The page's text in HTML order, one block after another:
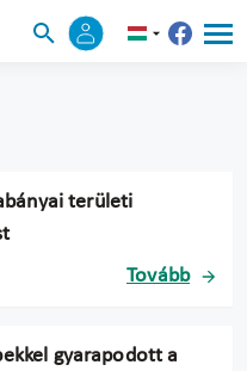
területi
Tovább
gyarapodott a